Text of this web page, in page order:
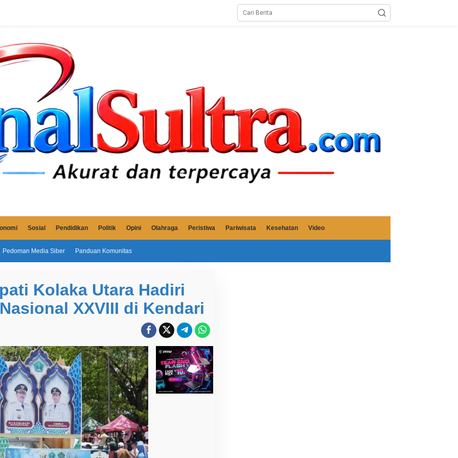
Sosial Pendidikan Politik Opini Olahraga Peristiwa Pariwisata Kesehatan Video
Pedoman Media Siber Panduan Komunitas
Kolaka Utara Hadiri
XXVIII di Kendari